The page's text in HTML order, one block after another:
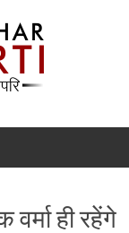
ही रहेंगे